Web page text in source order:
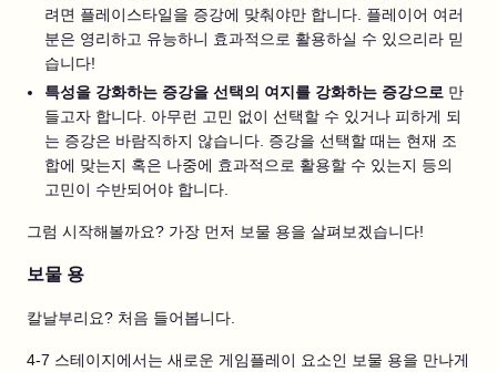
려면 플레이스타일을 증강에 맞춰야만 합니다. 플레이어 여러
분은 영리하고 유능하니 효과적으로 활용하실 수 있으리라 믿
습니다!
특성을 강화하는 증강을 선택의 여지를 강화하는 증강으로 만
들고자 합니다. 아무런 고민 없이 선택할 수 있거나 피하게 되
는 증강은 바람직하지 않습니다. 증강을 선택할 때는 현재 조
합에 맞는지 혹은 나중에 효과적으로 활용할 수 있는지 등의
고민이 수반되어야 합니다.
그럼 시작해볼까요? 가장 먼저 보물 용을 살펴보겠습니다!
보물 용
칼날부리요? 처음 들어봅니다.
4-7 스테이지에서는 새로운 게임플레이 요소인 보물 용을 만나게